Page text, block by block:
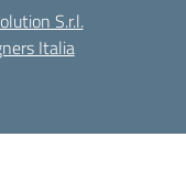
S.r.l.
Italia